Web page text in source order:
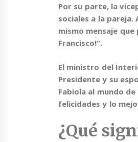
Por su parte, la
sociales a la
mismo mensaje
Francisco!”.
El ministro del
Presidente y su
Fabiola al mundo
felicidades y lo
¿Qué